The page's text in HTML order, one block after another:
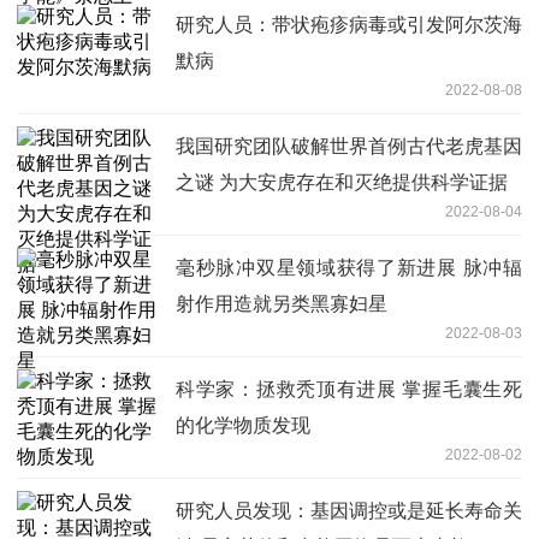
研究人员：带状疱疹病毒或引发阿尔茨海
默病
2022-08-08
我国研究团队破解世界首例古代老虎基因
之谜 为大安虎存在和灭绝提供科学证据
2022-08-04
毫秒脉冲双星领域获得了新进展 脉冲辐
射作用造就另类黑寡妇星
2022-08-03
科学家：拯救秃顶有进展 掌握毛囊生死
的化学物质发现
2022-08-02
研究人员发现：基因调控或是延长寿命关